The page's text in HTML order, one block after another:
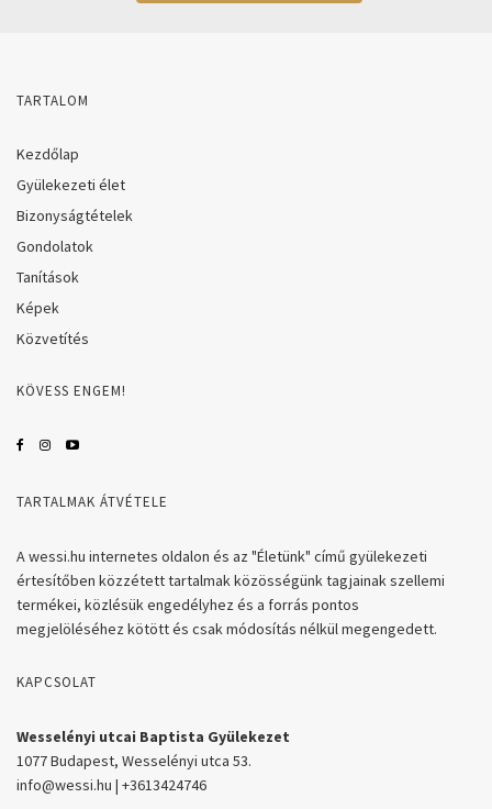
TARTALOM
Kezdőlap
Gyülekezeti élet
Bizonyságtételek
Gondolatok
Tanítások
Képek
Közvetítés
KÖVESS ENGEM!
TARTALMAK ÁTVÉTELE
A wessi.hu internetes oldalon és az "Életünk" című gyülekezeti
értesítőben közzétett tartalmak közösségünk tagjainak szellemi
termékei, közlésük engedélyhez és a forrás pontos
megjelöléséhez kötött és csak módosítás nélkül megengedett.
KAPCSOLAT
Wesselényi utcai Baptista Gyülekezet
1077 Budapest, Wesselényi utca 53.
info@wessi.hu | +3613424746